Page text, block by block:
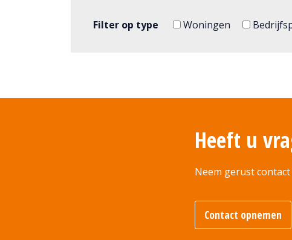
Filter op type Woningen
Heeft u
Neem gerust contact
Contact opnemen